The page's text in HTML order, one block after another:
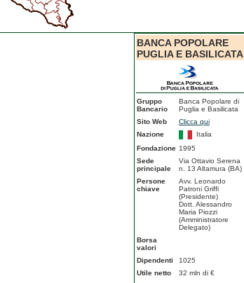
BANCA POPOLARE
PUGLIA E BASILICATA
Gruppo
Bancario
Banca Popolare di
Puglia e Basilicata
Sito Web
Clicca qui
Nazione
Italia
Fondazione 1995
Sede
principale
Via Ottavio Serena
n. 13 Altamura (BA)
Persone
chiave
Avv. Leonardo
Patroni Griffi
(Presidente)
Dott. Alessandro
Maria Piozzi
(Amministratore
Delegato)
Borsa
valori
Dipendenti
1025
Utile netto
32 mln di €